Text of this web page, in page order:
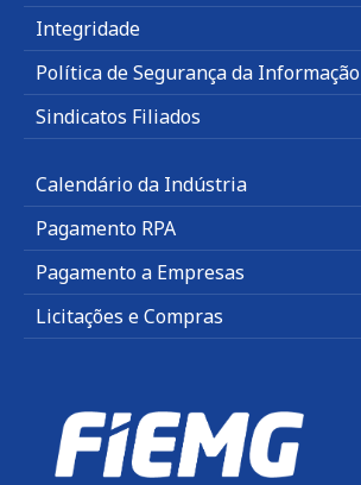
Integridade
Política de Segurança da Informação
Sindicatos Filiados
Calendário da Indústria
Pagamento RPA
Pagamento a Empresas
Licitações e Compras